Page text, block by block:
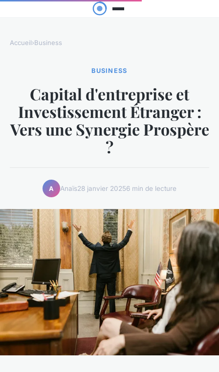
Accueil›Business
BUSINESS
Capital d'entreprise et
Investissement Étranger :
Vers une Synergie Prospère
?
A Anaïs28 janvier 20256 min de lecture